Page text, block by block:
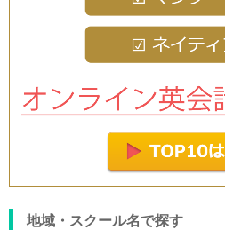
地域・スクール名で探す